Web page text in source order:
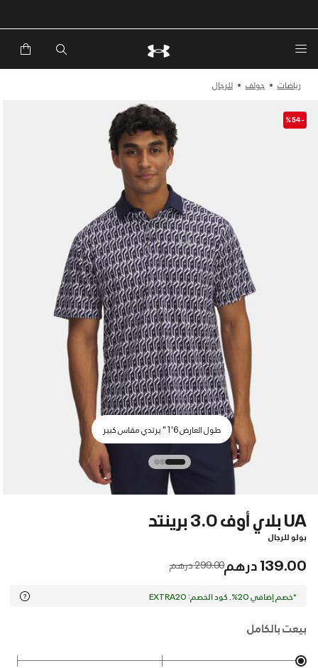
خصم إضافي 20%*. باستخدام الكود EXTRA20
رياضات جولف للرجال
-%54
طول العارض 6'1" يرتدي مقاس كبير
UA بلاي أوف 3.0 برينتد
بولو للرجال
139.00 درهم Price reduced from
299.00 درهم to
*خصم إضافي 20%. كود الخصم: EXTRA20
بيعت بالكامل